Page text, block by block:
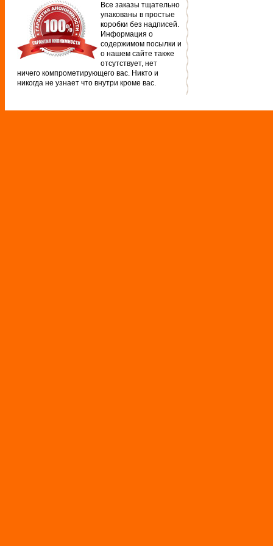
Все заказы тщательно
упакованы в простые
коробки без надписей.
Информация о
содержимом посылки и
о нашем сайте также
отсутствует, нет
ничего компрометирующего вас. Никто и
никогда не узнает что внутри кроме вас.